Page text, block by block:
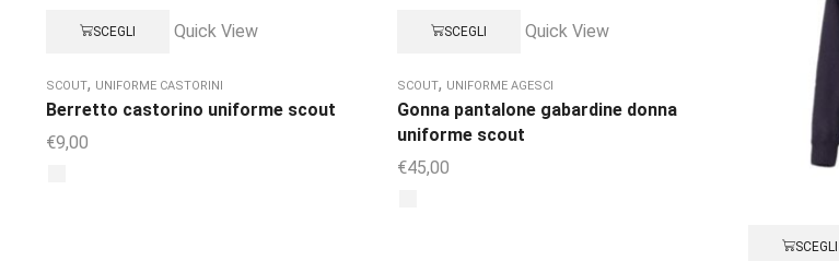
SCEGLI Quick View
SCOUT, UNIFORME CASTORINI
Berretto castorino uniforme scout
€9,00
SCEGLI Quick View
SCOUT, UNIFORME AGESCI
Gonna pantalone gabardine donna
uniforme scout
€45,00
SCEGLI